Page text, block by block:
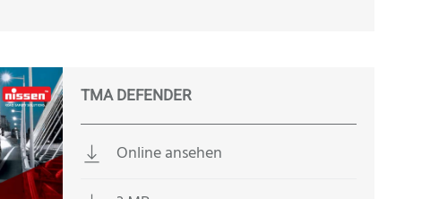
TMA DEFENDER
Online ansehen